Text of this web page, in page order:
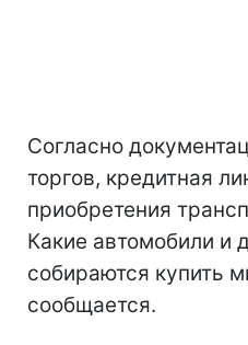
Согласно
торгов, кредитная
приобретения
Какие автомобили и
собираются купить
сообщается.